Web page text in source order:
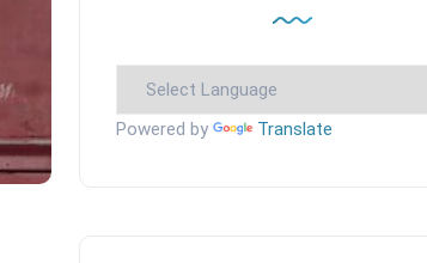
Powered by Translate